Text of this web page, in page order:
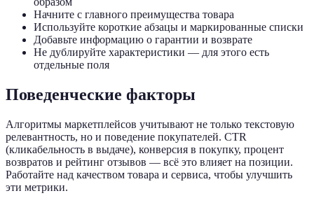
Начните с главного преимущества товара
Используйте короткие абзацы и маркированные списки
Добавьте информацию о гарантии и возврате
Не дублируйте характеристики — для этого есть
отдельные поля
Поведенческие факторы
Алгоритмы маркетплейсов учитывают не только текстовую
релевантность, но и поведение покупателей. CTR
(кликабельность в выдаче), конверсия в покупку, процент
возвратов и рейтинг отзывов — всё это влияет на позиции.
Работайте над качеством товара и сервиса, чтобы улучшить
эти метрики.